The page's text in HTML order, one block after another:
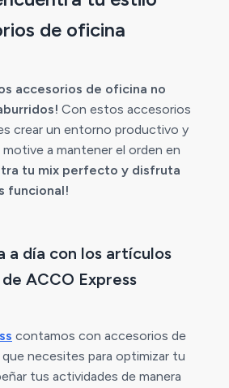
de oficina
accesorios de oficina no
Con estos accesorios
crear un entorno productivo y
a mantener el orden en
tu mix perfecto y disfruta
funcional!
a día con los artículos
ACCO Express
contamos con accesorios de
necesites para optimizar tu
tus actividades de manera